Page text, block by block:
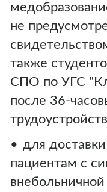
не
также
СПО по УГС
после 36-
для
пациентам с